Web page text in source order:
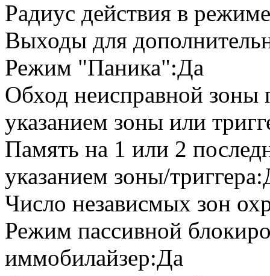
Радиус действия в
Выходы для
Режим "Паника":Да
Обход неисправной зоны
указанием зоны или
Память на 1 или 2
указанием зоны/
Число независмых зон
Режим пассивной
иммобилайзер:Да